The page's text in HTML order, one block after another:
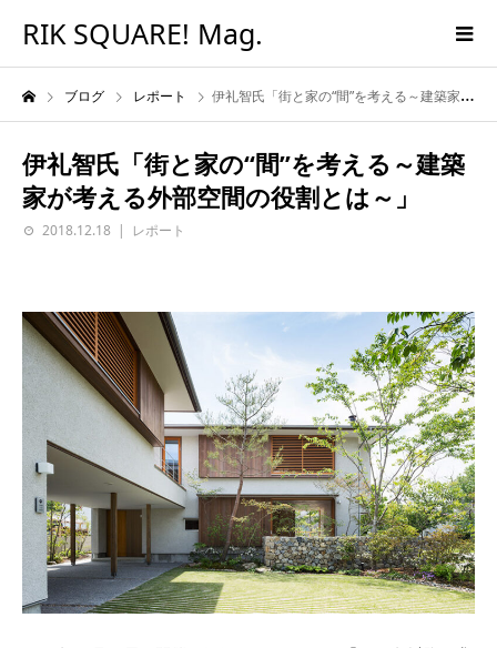
RIK SQUARE! Mag.
ブログ レポート 伊礼智氏「街と家の“間”を考える～建築家が考える外部空間の役割とは～」
伊礼智氏「街と家の“間”を考える～建築
家が考える外部空間の役割とは～」
2018.12.18 レポート